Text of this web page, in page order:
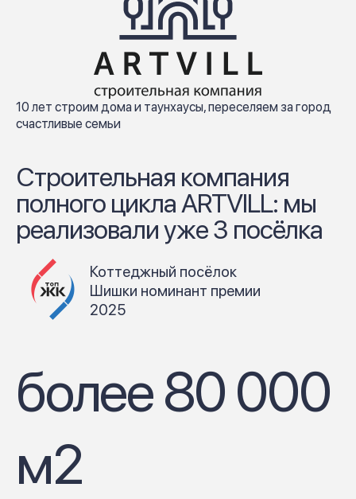
10 лет строим дома и таунхаусы, переселяем за город
счастливые семьи
Строительная компания
полного цикла ARTVILL: мы
реализовали уже 3 посёлка
Коттеджный посёлок
Шишки номинант премии
2025
более 80 000
м2